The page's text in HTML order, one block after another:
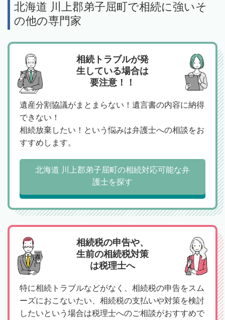
北海道 川上郡弟子屈町で相続に強いそ
の他の専門家
相続トラブルが発
生している場合は
要注意！！
遺産分割協議がまとまらない！遺言書の内容に納得
できない！
相続放棄したい！という悩みは弁護士への相談をお
すすめします。
北海道 川上郡弟子屈町の相続対応可能な弁
護士を探す
相続税の申告や、
生前の相続税対策
は税理士へ
特に相続トラブルなどがなく、相続税の申告をスム
ーズにおこないたい、相続税の支払いや対策を検討
したいという場合は税理士へのご相談がおすすめで